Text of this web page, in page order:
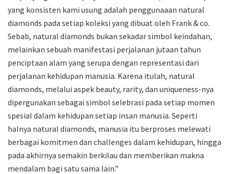
yang konsisten kami usung adalah penggunaaan natural
diamonds pada setiap koleksi yang dibuat oleh Frank & co.
Sebab, natural diamonds bukan sekadar simbol keindahan,
melainkan sebuah manifestasi perjalanan jutaan tahun
penciptaan alam yang serupa dengan representasi dari
perjalanan kehidupan manusia. Karena itulah, natural
diamonds, melalui aspek beauty, rarity, dan uniqueness-nya
dipergunakan sebagai simbol selebrasi pada setiap momen
spesial dalam kehidupan setiap insan manusia. Seperti
halnya natural diamonds, manusia itu berproses melewati
berbagai komitmen dan challenges dalam kehidupan, hingga
pada akhirnya semakin berkilau dan memberikan makna
mendalam bagi satu sama lain.”